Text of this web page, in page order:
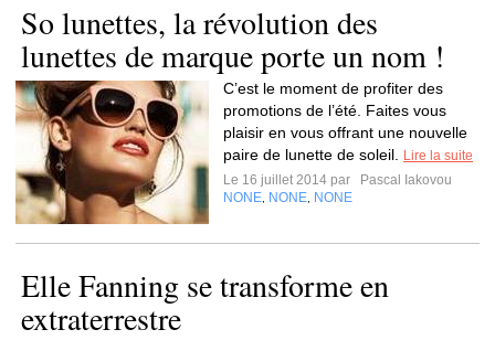
So lunettes, la révolution des
lunettes de marque porte un nom !
C’est le moment de profiter des
promotions de l’été. Faites vous
plaisir en vous offrant une nouvelle
paire de lunette de soleil.
Lire la suite
Le 16 juillet 2014 par
Pascal Iakovou
NONE NONE NONE
Elle Fanning se transforme en
extraterrestre